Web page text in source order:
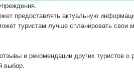
предоставлять актуальную
туристам лучше спланировать свои
и рекомендации других туристов о
выбор.